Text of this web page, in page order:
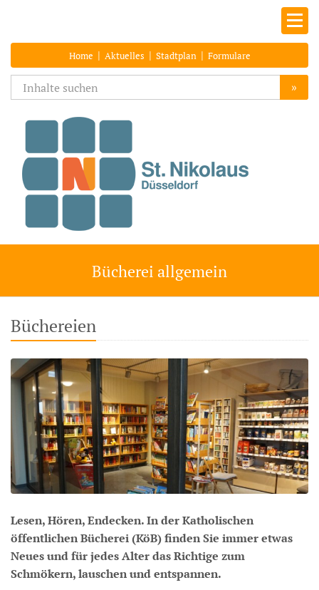
Home | Aktuelles | Stadtplan | Formulare
»
Bücherei allgemein
Büchereien
Lesen, Hören, Endecken. In der Katholischen
öffentlichen Bücherei (KöB) finden Sie immer etwas
Neues und für jedes Alter das Richtige zum
Schmökern, lauschen und entspannen.